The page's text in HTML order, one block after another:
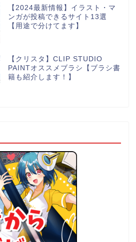
【2024最新情報】イラスト・マ
ンガが投稿できるサイト13選
【用途で分けてます】
【クリスタ】CLIP STUDIO
PAINTオススメブラシ【ブラシ書
籍も紹介します！】